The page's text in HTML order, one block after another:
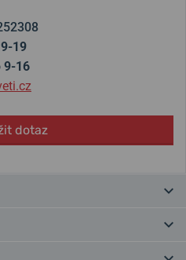
9-19
9-16
dotaz
a patří k nejúspěšnějším
řady Junghans